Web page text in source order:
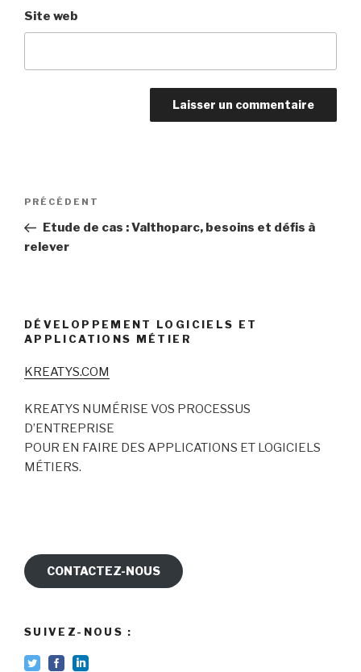
Site web
Navigation
l’article
Article
précédent
PRÉCÉDENT
Etude de cas : Valthoparc, besoins et défis à
relever
DÉVELOPPEMENT LOGICIELS ET
APPLICATIONS MÉTIER
KREATYS.COM
KREATYS NUMÉRISE VOS PROCESSUS
D’ENTREPRISE
POUR EN FAIRE DES APPLICATIONS ET LOGICIELS
MÉTIERS.
CONTACTEZ-NOUS
SUIVEZ-NOUS :